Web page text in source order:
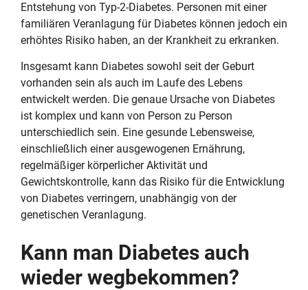
Entstehung von Typ-2-Diabetes. Personen mit einer
familiären Veranlagung für Diabetes können jedoch ein
erhöhtes Risiko haben, an der Krankheit zu erkranken.
Insgesamt kann Diabetes sowohl seit der Geburt
vorhanden sein als auch im Laufe des Lebens
entwickelt werden. Die genaue Ursache von Diabetes
ist komplex und kann von Person zu Person
unterschiedlich sein. Eine gesunde Lebensweise,
einschließlich einer ausgewogenen Ernährung,
regelmäßiger körperlicher Aktivität und
Gewichtskontrolle, kann das Risiko für die Entwicklung
von Diabetes verringern, unabhängig von der
genetischen Veranlagung.
Kann man Diabetes auch
wieder wegbekommen?